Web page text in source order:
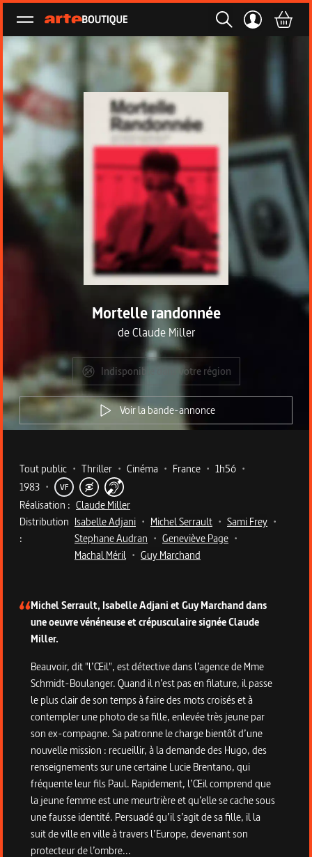
Ouvrir le menu
Mortelle randonnée
deClaude Miller
Indisponible dans votre région
Voir la bande-annonce
Metadata du programme
Tout public • Thriller • Cinéma • France • 1h56 •
1983 • VF
Réalisation : Claude Miller
Distribution
:
Isabelle Adjani • Michel Serrault • Sami Frey •
Stephane Audran • Geneviève Page •
Machal Méril • Guy Marchand
Michel Serrault, Isabelle Adjani et Guy Marchand dans
une oeuvre vénéneuse et crépusculaire signée Claude
Miller.
Beauvoir, dit "l’Œil", est détective dans l’agence de Mme
Schmidt-Boulanger. Quand il n’est pas en filature, il passe
le plus clair de son temps à faire des mots croisés et à
contempler une photo de sa fille, enlevée très jeune par
son ex-compagne. Sa patronne le charge bientôt d’une
nouvelle mission : recueillir, à la demande des Hugo, des
renseignements sur une certaine Lucie Brentano, qui
fréquente leur fils Paul. Rapidement, l’Œil comprend que
la jeune femme est une meurtrière et qu’elle se cache sous
une fausse identité. Persuadé qu’il s’agit de sa fille, il la
suit de ville en ville à travers l’Europe, devenant son
protecteur de l’ombre...